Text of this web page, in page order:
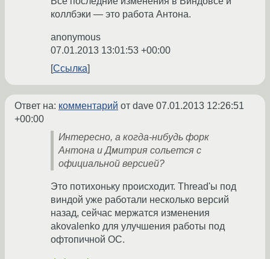
коллбэки — это работа Антона.
anonymous
07.01.2013 13:01:53 +00:00
Ссылка
Ответ на: комментарий от dave 07.01.2013 12:26:51
+00:00
Интересно, а когда-нибудь форк
Антона и Дмитрия сольется с
официальной версией?
Это потихоньку происходит. Thread'ы под
виндой уже работали несколько версий
назад, сейчас мержатся изменения
akovalenko для улучшения работы под
офтопичной ОС.